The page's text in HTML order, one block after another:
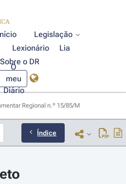
Legislação
Lexionário
Lia
Sobre o DR
O
meu
Diário
Regional n.º 15/85/M
Índice